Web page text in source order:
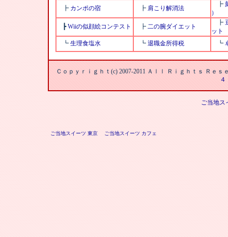
┣ カンポの宿 ┣ 肩こり解消法
┣
）
┣Wiiの似顔絵コンテスト ┣ 二の腕ダイエット
┣
ット
┗ 生理食塩水 ┗ 退職金所得税 ┗
Ｃｏｐｙｒｉｇｈｔ(c) 2007-2011 Ａｌｌ Ｒｉｇｈｔｓ Ｒｅ
４
ご当地ス
ご当地スイーツ 東京 ご当地スイーツ カフェ